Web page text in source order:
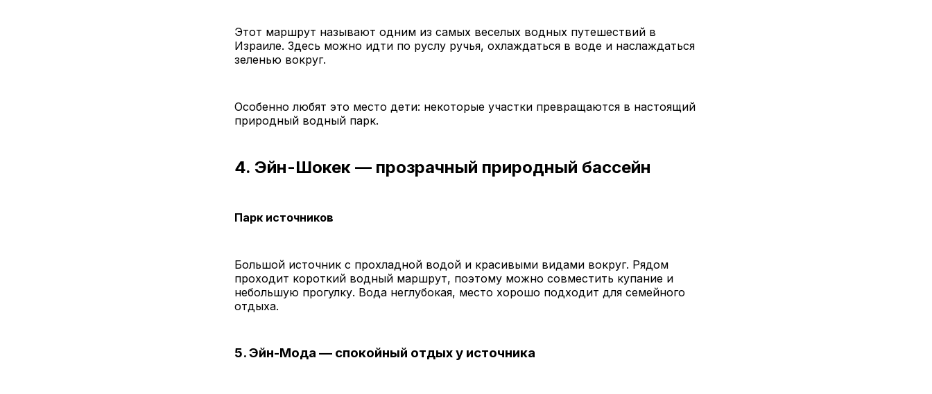
Этот маршрут называют одним из самых веселых водных путешествий в
Израиле. Здесь можно идти по руслу ручья, охлаждаться в воде и наслаждаться
зеленью вокруг.
Особенно любят это место дети: некоторые участки превращаются в настоящий
природный водный парк.
4. Эйн-Шокек — прозрачный природный бассейн
Парк источников
Большой источник с прохладной водой и красивыми видами вокруг. Рядом
проходит короткий водный маршрут, поэтому можно совместить купание и
небольшую прогулку. Вода неглубокая, место хорошо подходит для семейного
отдыха.
5. Эйн-Мода — спокойный отдых у источника